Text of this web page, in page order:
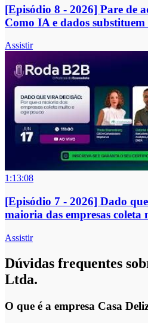
[Episódio 8 - 2026] Pare de
Como IA e dados
Assistir
1:13:08
[Episódio 7 - 2026] Dado
maioria das empresas coleta
Assistir
Dúvidas frequentes
Ltda.
O que é a empresa Casa